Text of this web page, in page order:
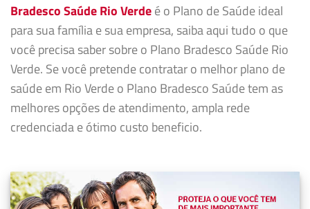
Bradesco Saúde Rio Verdeé o Plano de Saúde ideal
para sua família e sua empresa, saiba aqui tudo o que
você precisa saber sobre o Plano Bradesco Saúde Rio
Verde. Se você pretende contratar o melhor plano de
saúde em Rio Verde o Plano Bradesco Saúde tem as
melhores opções de atendimento, ampla rede
credenciada e ótimo custo beneficio.